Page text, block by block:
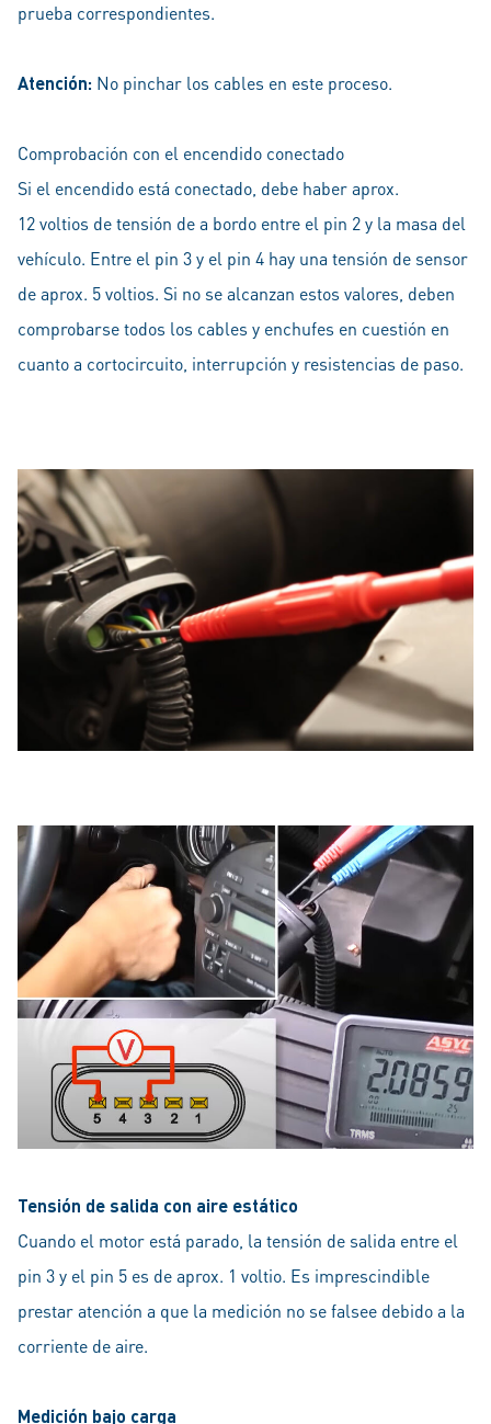
prueba correspondientes.
Atención: No pinchar los cables en este proceso.
Comprobación con el encendido conectado
Si el encendido está conectado, debe haber aprox.
12 voltios de tensión de a bordo entre el pin 2 y la masa del
vehículo. Entre el pin 3 y el pin 4 hay una tensión de sensor
de aprox. 5 voltios. Si no se alcanzan estos valores, deben
comprobarse todos los cables y enchufes en cuestión en
cuanto a cortocircuito, interrupción y resistencias de paso.
Tensión de salida con aire estático
Cuando el motor está parado, la tensión de salida entre el
pin 3 y el pin 5 es de aprox. 1 voltio. Es imprescindible
prestar atención a que la medición no se falsee debido a la
corriente de aire.
Medición bajo carga